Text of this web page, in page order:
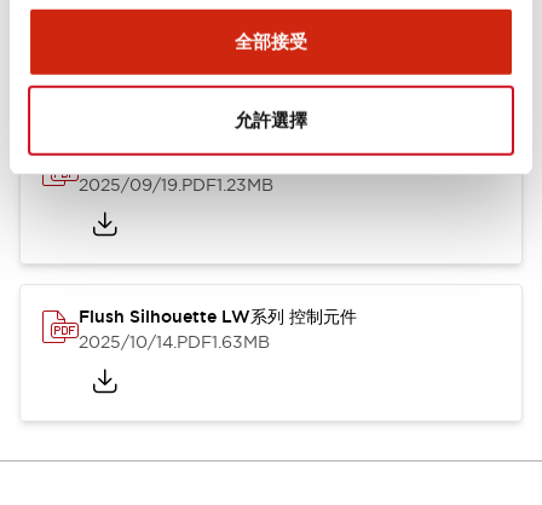
全部接受
允許選擇
Flush Silhouette LW系列 控制元件 (英文版)
2025/09/19.PDF1.23MB
Flush Silhouette LW系列 控制元件
2025/10/14.PDF1.63MB